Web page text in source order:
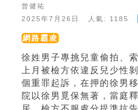
曾健祐
2025年7月26日 人氣: 1185
網路霸凌
徐姓男子專挑兒童偷拍、
上月被檢方依違反兒少性
個重罪起訴，在押的徐男
院以徐男覓保無著，當庭